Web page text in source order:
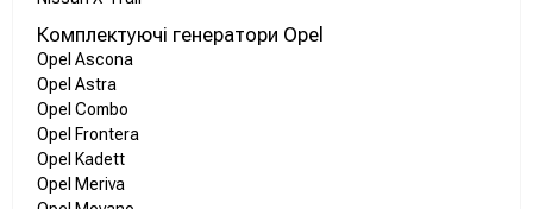
Комплектуючі генератори Opel
Opel Ascona
Opel Astra
Opel Combo
Opel Frontera
Opel Kadett
Opel Meriva